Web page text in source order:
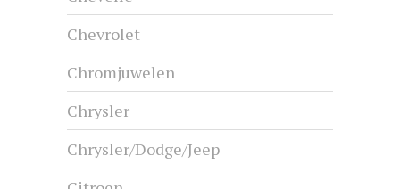
CHRYSLER NEW YORKER - 1946
1946-1948
#cj-id_3218